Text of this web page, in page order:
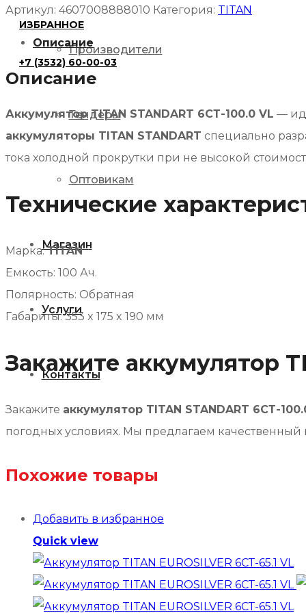
ИЗБРАННОЕ
+7 (3532) 60-00-03
Производители
Тендеры
Оптовикам
Магазин
Услуги
Контакты
TITAN
STANDART
6СТ-100.0
VL
Артикул: 4607008888010 Категория: TITAN
Описание
Описание
Аккумулятор TITAN STANDART 6СТ-100.0 VL —
аккумуляторы TITAN STANDART специально
тока холодной прокрутки при не высокой
Технические
Марка:TITAN
Емкость: 100 Ач.
Полярность: Обратная
Габариты: 353 x 175 x 190 мм
Закажите аккумулятор
Закажите аккумулятор TITAN STANDART 6СТ-
погодных условиях. Мы предлагаем
Похожие товары
Добавить в избранное
Quick view